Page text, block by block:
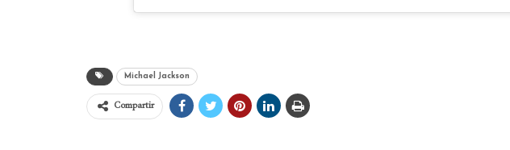
Michael Jackson
Compartir